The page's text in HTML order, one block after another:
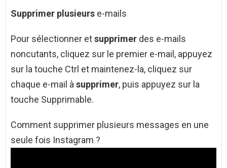
Supprimer plusieurs e-mails
Pour sélectionner etsupprimer des e-mails
noncutants, cliquez sur le premier e-mail, appuyez
sur la touche Ctrl et maintenez-la, cliquez sur
chaque e-mail à supprimer, puis appuyez sur la
touche Supprimable.
Comment supprimer plusieurs messages en une
seule fois Instagram ?